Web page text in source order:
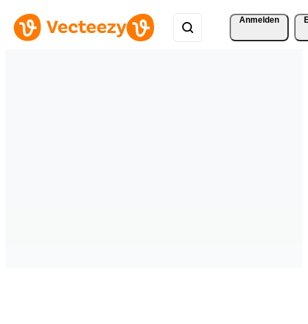
Anmelden